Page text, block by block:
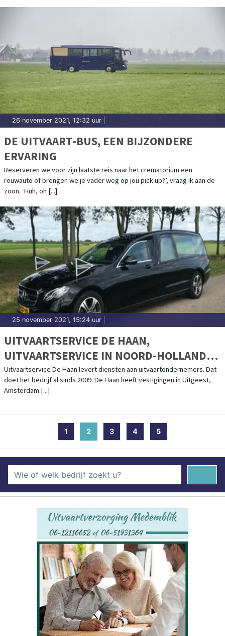
26 november 2021, 12:32 uur
DE UITVAART-BUS, EEN BIJZONDERE
ERVARING
Reserveren we voor zijn laatste reis naar het crematorium een
rouwauto of brengen we je vader weg op jou pick-up?’, vraag ik aan de
zoon. ‘Huh, oh [...]
25 november 2021, 15:24 uur
UITVAARTSERVICE DE HAAN,
UITVAARTSERVICE IN NOORD-HOLLAND
EN DAARBUITEN
Uitvaartservice De Haan levert diensten aan uitvaartondernemers. Dat
doet het bedrijf al sinds 2009. De Haan heeft vestigingen in Uitgeest,
Amsterdam [...]
1 2 (current)
3 4 5